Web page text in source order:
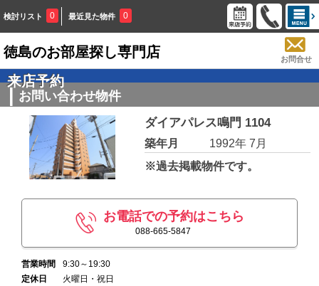
検討リスト 0 最近見た物件 0
徳島のお部屋探し専門店 お問合せ
来店予約
お問い合わせ物件
ダイアパレス鳴門 1104
築年月
1992年 7月
※過去掲載物件です。
お電話での予約はこちら
088-665-5847
営業時間
9:30～19:30
定休日
火曜日・祝日